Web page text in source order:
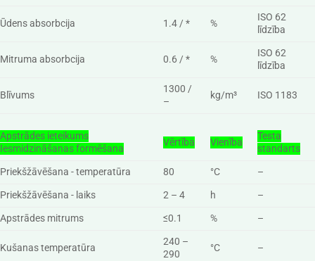
Ūdens absorbcija 1.4 / * %
ISO 62
līdzība
Mitruma absorbcija 0.6 / * %
ISO 62
līdzība
Blīvums
1300 /
–
kg/m³ ISO 1183
Apstrādes ieteikums
Iesmidzināšanas formēšana
Vērtība Vienība
Testa
standarts
Priekšžāvēšana - temperatūra
80 °C
–
Priekšžāvēšana - laiks
2 – 4 h
–
Apstrādes mitrums
≤0.1 % –
Kušanas temperatūra
240 –
290
°C –